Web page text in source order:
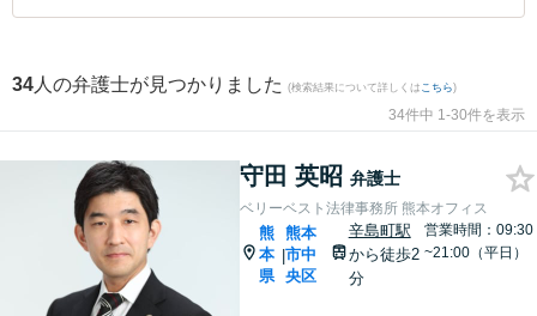
34 人の弁護士が見つかりました (検索結果について詳しくは こちら)
34件中 1-30件を表示
守田 英昭 弁護士
ベリーベスト法律事務所 熊本オフィス
熊
本
県
|
熊本
市中
央区
辛島町駅
から徒歩2
分
営業時間：09:30
~21:00（平日）